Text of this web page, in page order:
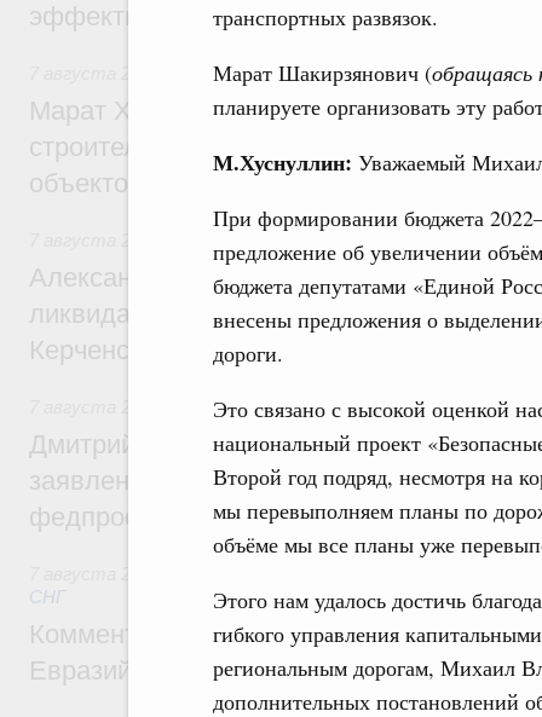
транспортных развязок.
Марат Шакирзянович (обращаясь
планируете организовать эту
М.Хуснуллин: Уважаемый
При формировании бюджета
предложение об увеличении
бюджета депутатами «Единой
внесены предложения о
дороги.
Это связано с высокой оценкой
национальный проект
Второй год подряд, несмотря на
мы перевыполняем планы по
объёме мы все планы уже
Этого нам удалось достичь
гибкого управления
региональным дорогам, Михаил
дополнительных постановлений
эффективность поддержки сельских
Экономика городов. Городская среда
Марат Хуснуллин: «Единый заказчик»
строительство и реконструкцию более
объектов
Александр Козлов провёл заседание
ликвидации последствий чрезвычайной
Керченском проливе
Среднее профессиональное образование
Дмитрий Чернышенко: Установлен
заявлений от абитуриентов колледжей и
федпроекта «Профессионалитет»
СНГ
Комментарий Алексея Оверчука по
Евразийского межправительственного